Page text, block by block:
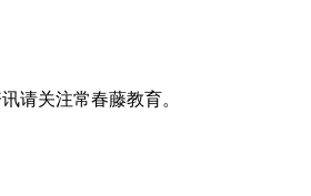
请关注常春藤教育。